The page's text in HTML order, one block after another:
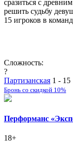
сразиться с
решить судьбу
15 игроков в
Сложность:
?
Партизанская 1 - 15
Бронь со скидкой 10%
Перформанс
18+